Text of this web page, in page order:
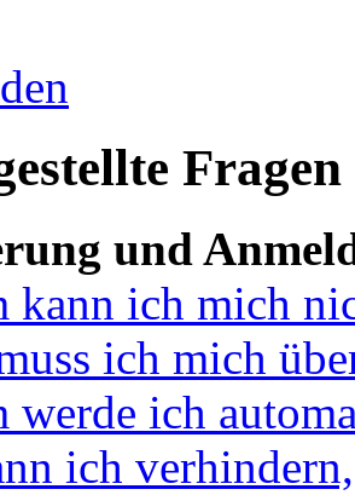
Fragen
und
kann ich mich
ich mich
werde ich
ich